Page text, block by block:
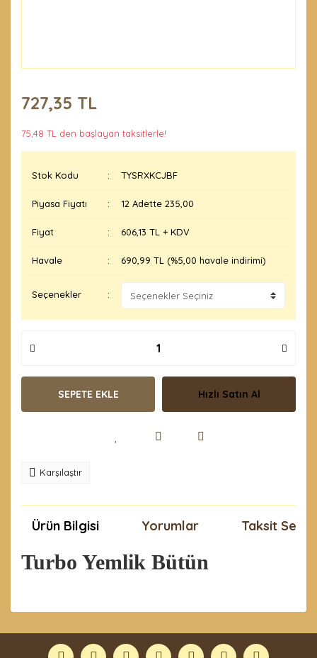
727,35 TL
75,48 TL den başlayan taksitlerle!
Stok Kodu TYSRXKCJBF
Piyasa Fiyatı 12 Adette 235,00
Fiyat 606,13 TL + KDV
Havale 690,99 TL (%5,00 havale indirimi)
Seçenekler
SEPETE EKLE Hızlı Satın Al
Karşılaştır
Ürün Bilgisi Yorumlar Taksit
Turbo Yemlik Bütün
formunu kullanarak tarafımıza iletebilirsiniz.
Görüş ve önerileriniz için teşekkür ederiz.